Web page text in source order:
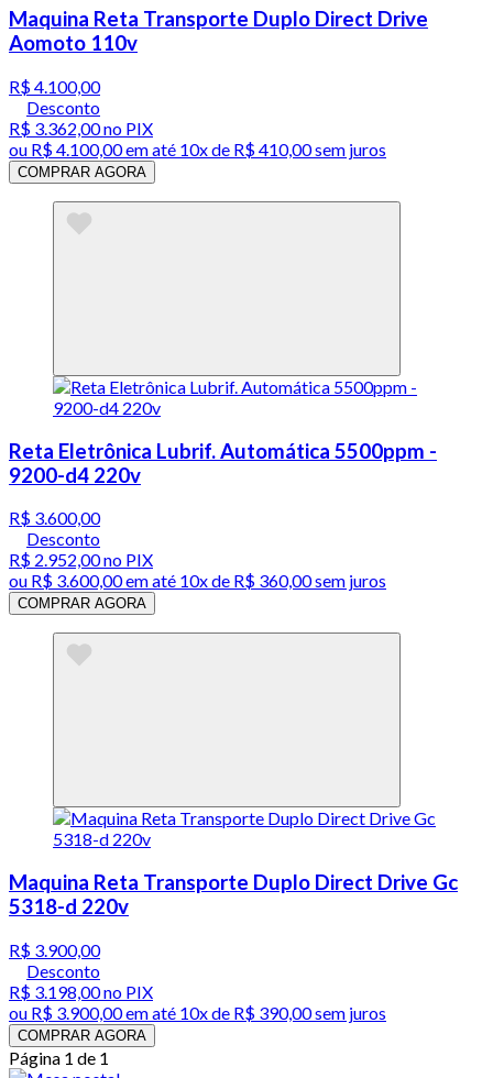
Maquina Reta Transporte Duplo Direct Drive
Aomoto 110v
R$ 4.100,00
Desconto
R$ 3.362,00no PIX
ou R$ 4.100,00em até 10x de R$ 410,00 sem juros
COMPRAR AGORA
Reta Eletrônica Lubrif. Automática 5500ppm -
9200-d4 220v
R$ 3.600,00
Desconto
R$ 2.952,00no PIX
ou R$ 3.600,00em até 10x de R$ 360,00 sem juros
COMPRAR AGORA
Maquina Reta Transporte Duplo Direct Drive Gc
5318-d 220v
R$ 3.900,00
Desconto
R$ 3.198,00no PIX
ou R$ 3.900,00em até 10x de R$ 390,00 sem juros
COMPRAR AGORA
Página 1 de 1